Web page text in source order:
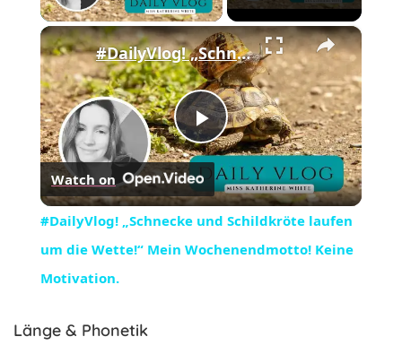
×
Play
Video
#DailyVlog! „Schnecke und Schildkröte laufen um die Wette!“ Mein Wochenendmotto! Keine Motivation.
Watch on
#DailyVlog! „Schnecke und Schildkröte laufen
um die Wette!“ Mein Wochenendmotto! Keine
Motivation.
Länge & Phonetik